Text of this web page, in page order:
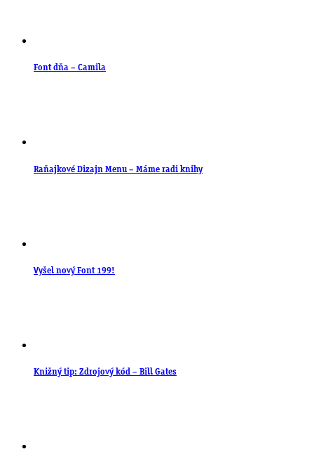
Font dňa – Camila
Raňajkové Dizajn Menu – Máme radi knihy
Vyšel nový Font 199!
Knižný tip: Zdrojový kód – Bill Gates